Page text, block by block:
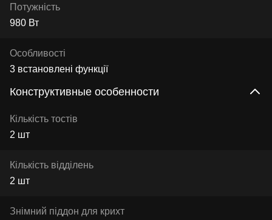
Потужність
980 Вт
Особливості
3 встановлені функції
Конструктивные особенности
Кількість тостів
2 шт
Кількість відділень
2 шт
Знімний піддон для крихт